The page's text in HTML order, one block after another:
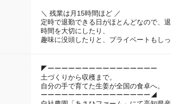
＼ 残業は月15時間ほど ／
定時で退勤できる日がほとんどなので、
時間を大切にしたり、
趣味に没頭したりと、プライベートもし
◤ーーーーーーーーーーーーーーーー
土づくりから収穫まで。
自分の手で育てた生姜が全国の食卓へ。
ーーーーーーーーーーーーーーーー◢